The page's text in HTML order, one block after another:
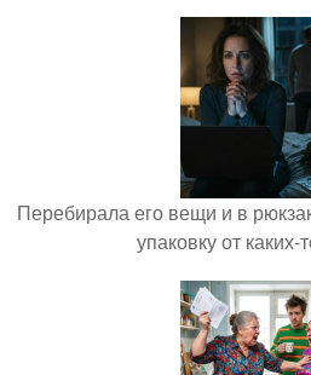
Перебирала его вещи и в
упаковку от каких-